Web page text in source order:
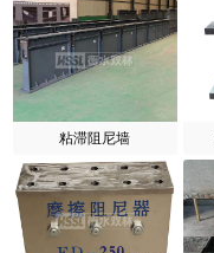
粘滞阻尼墙